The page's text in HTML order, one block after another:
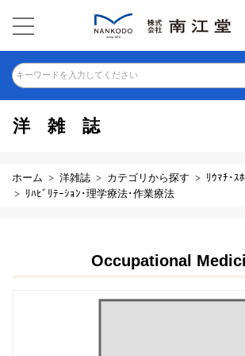
キーワードを入力してください
洋雑誌
ホーム 洋雑誌 カテゴリから探す
ﾘｳﾏﾁ･ｽ
ﾘﾊﾋﾞﾘﾃｰｼｮﾝ･理学療法･作業療法
Occupational